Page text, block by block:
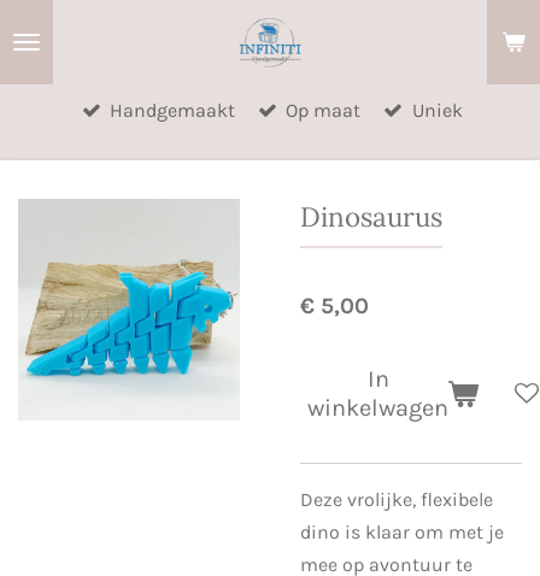
hoofdinhoud
Handgemaakt Op maat Uniek
Dinosaurus
€ 5,00
In
winkelwagen
Deze vrolijke, flexibele
dino is klaar om met je
mee op avontuur te